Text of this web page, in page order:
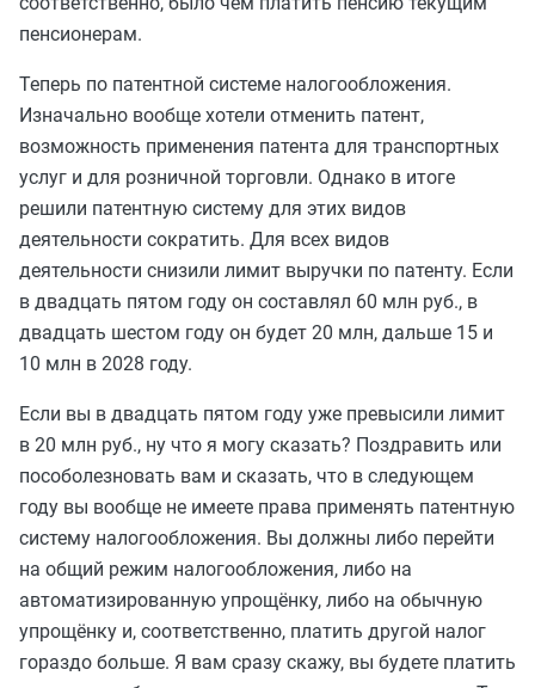
пенсионерам.
Теперь по патентной системе налогообложения.
Изначально вообще хотели отменить патент,
возможность применения патента для транспортных
услуг и для розничной торговли. Однако в итоге
решили патентную систему для этих видов
деятельности сократить. Для всех видов
деятельности снизили лимит выручки по патенту. Если
в двадцать пятом году он составлял 60 млн руб., в
двадцать шестом году он будет 20 млн, дальше 15 и
10 млн в 2028 году.
Если вы в двадцать пятом году уже превысили лимит
в 20 млн руб., ну что я могу сказать? Поздравить или
пособолезновать вам и сказать, что в следующем
году вы вообще не имеете права применять патентную
систему налогообложения. Вы должны либо перейти
на общий режим налогообложения, либо на
автоматизированную упрощёнку, либо на обычную
упрощёнку и, соответственно, платить другой налог
гораздо больше. Я вам сразу скажу, вы будете платить